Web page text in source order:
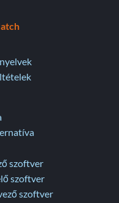
szoftver
szoftver
szoftver